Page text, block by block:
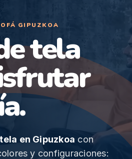
GIPUZKOA
tela
en Gipuzkoa con
y configuraciones: